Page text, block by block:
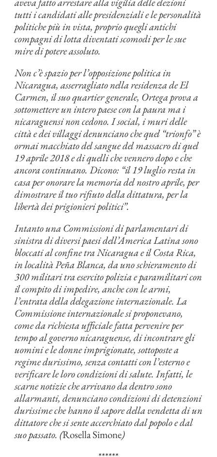
tutti i candidati alle presidenziali e le personalità
politiche più in vista, proprio quegli antichi
compagni di lotta diventati scomodi per le sue
mire di potere assoluto.
Non c’è spazio per l’opposizione politica in
Nicaragua, asserragliato nella residenza de El
Carmen, il suo quartier generale, Ortega prova a
sottomettere un intero paese con la paura ma i
nicaraguensi non cedono. I social, i muri delle
città e dei villaggi denunciano che quel “trionfo” è
ormai macchiato del sangue del massacro di quel
19 aprile 2018 e di quelli che vennero dopo e che
ancora continuano. Dicono: “il 19 luglio resta in
casa per onorare la memoria del nostro aprile, per
dimostrare il tuo rifiuto della dittatura, per la
libertà dei prigionieri politici”.
Intanto una Commissioni di parlamentari di
sinistra di diversi paesi dell’America Latina sono
bloccati al confine tra Nicaragua e il Costa Rica,
in località Peña Blanca, da uno schieramento di
300 militari tra esercito polizia e paramilitari con
il compito di impedire, anche con le armi,
l’entrata della delegazione internazionale. La
Commissione internazionale si proponevano,
come da richiesta ufficiale fatta pervenire per
tempo al governo nicaraguense, di incontrare gli
uomini e le donne imprigionate, sottoposte a
regime durissimo, senza contatti con l’esterno e
verificare le loro condizioni di salute. Infatti, le
scarne notizie che arrivano da dentro sono
allarmanti, denunciano condizioni di detenzioni
durissime che hanno il sapore della vendetta di un
dittatore che si sente accerchiato dal popolo e dal
suo passato. (Rosella Simone)